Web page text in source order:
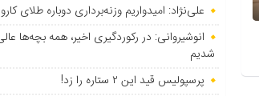
علی‌نژاد: امیدواریم وزنه‌برداری دوباره طلای
انوشیروانی: در رکوردگیری اخیر، همه بچه‌ها
شدیم
پرسپولیس قید این ۲ ستاره را زد!